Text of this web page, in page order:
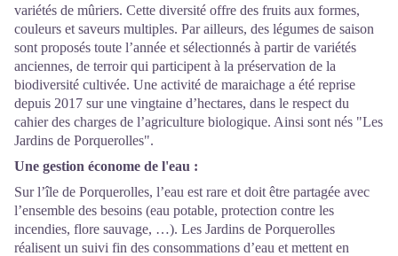
variétés de mûriers. Cette diversité offre des fruits aux formes,
couleurs et saveurs multiples. Par ailleurs, des légumes de saison
sont proposés toute l’année et sélectionnés à partir de variétés
anciennes, de terroir qui participent à la préservation de la
biodiversité cultivée. Une activité de maraichage a été reprise
depuis 2017 sur une vingtaine d’hectares, dans le respect du
cahier des charges de l’agriculture biologique. Ainsi sont nés "Les
Jardins de Porquerolles".
Une gestion économe de l'eau :
Sur l’île de Porquerolles, l’eau est rare et doit être partagée avec
l’ensemble des besoins (eau potable, protection contre les
incendies, flore sauvage, …). Les Jardins de Porquerolles
réalisent un suivi fin des consommations d’eau et mettent en